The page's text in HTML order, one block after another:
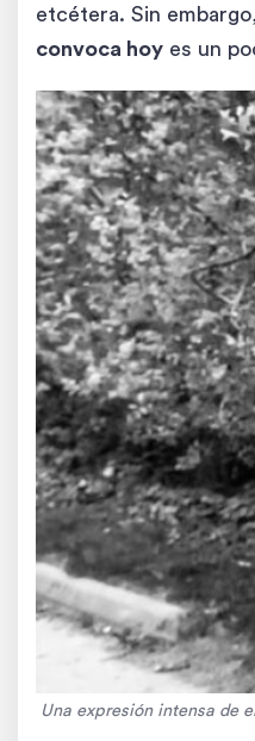
etcétera. Sin embargo,
convoca hoy es un
Una expresión intensa de